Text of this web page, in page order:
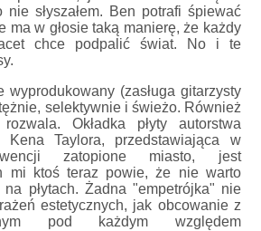
nie słyszałem. Ben potrafi śpiewać
ma w głosie taką manierę, że każdy
chce podpalić świat. No i te
wyprodukowany (zasługa gitarzysty
selektywnie i świeżo. Również
Okładka płyty autorstwa
Taylora, przedstawiająca w
zatopione miasto, jest
mi ktoś teraz powie, że nie warto
płytach. Żadna "empetrójka" nie
estetycznych, jak obcowanie z
pod każdym względem